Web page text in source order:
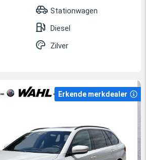
Stationwagen
Diesel
Zilver
Erkende merkdealer